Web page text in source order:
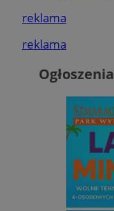
reklama
reklama
Ogłoszenia